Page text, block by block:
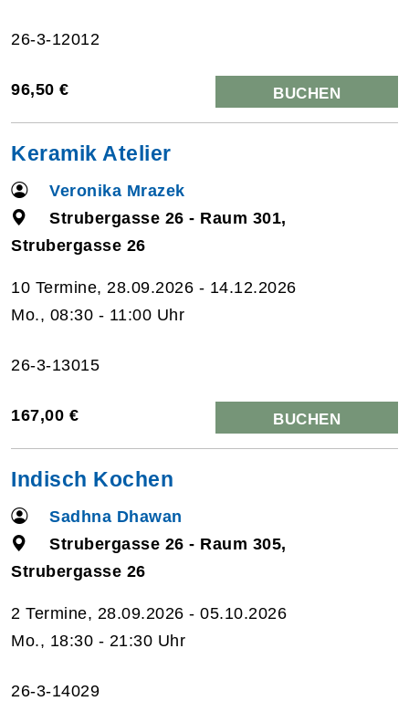
26-3-12012
96,50 € BUCHEN
Keramik Atelier
Veronika Mrazek
Strubergasse 26 - Raum 301,
Strubergasse 26
10 Termine, 28.09.2026 - 14.12.2026
Mo., 08:30 - 11:00 Uhr
26-3-13015
167,00 € BUCHEN
Indisch Kochen
Sadhna Dhawan
Strubergasse 26 - Raum 305,
Strubergasse 26
2 Termine, 28.09.2026 - 05.10.2026
Mo., 18:30 - 21:30 Uhr
26-3-14029